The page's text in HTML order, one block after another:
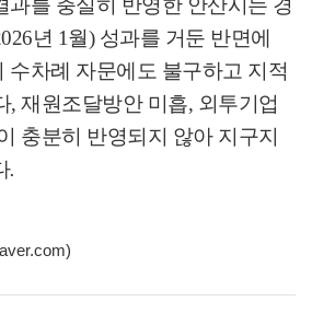
과를 충실히 반영한 안산시는 경
년 1월) 성과를 거둔 반면에
수차례 자문에도 불구하고 지적
, 재원조달방안 미흡, 외투기업
충분히 반영되지 않아 지구지
.